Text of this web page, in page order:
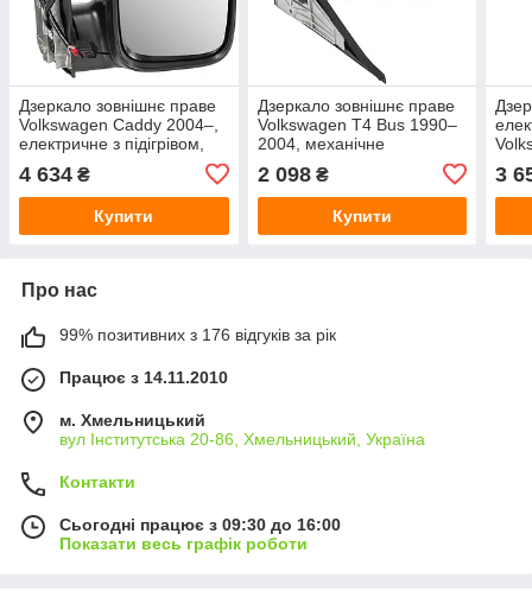
Дзеркало зовнішнє праве
Volkswagen Caddy 2004–,
електричне з підігрівом,
4 634 ₴
Купити
Дзеркало зовнішнє праве
Volkswagen T4 Bus 1990–
2004, механічне
2 098₴
Купити
3
Про нас
99% позитивних з 176 відгуків за рік
Працює з 14.11.2010
м. Хмельницький
вул Інститутська 20-86, Хмельницький, Україна
Контакти
Сьогодні працює з 09:30 до 16:00
Показати весь графік роботи